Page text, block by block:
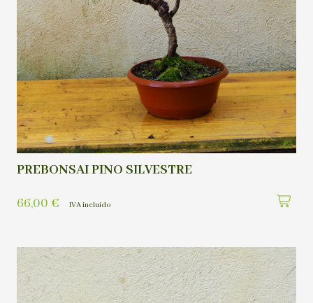
PREBONSAI PINO SILVESTRE
66,00 € IVA incluído